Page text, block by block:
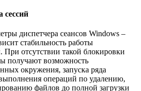
сессий
диспетчера сеансов Windows –
стабильность работы
отсутствии такой блокировки
получают возможность
окружения, запуска ряда
операций по удалению,
файлов до полной загрузки